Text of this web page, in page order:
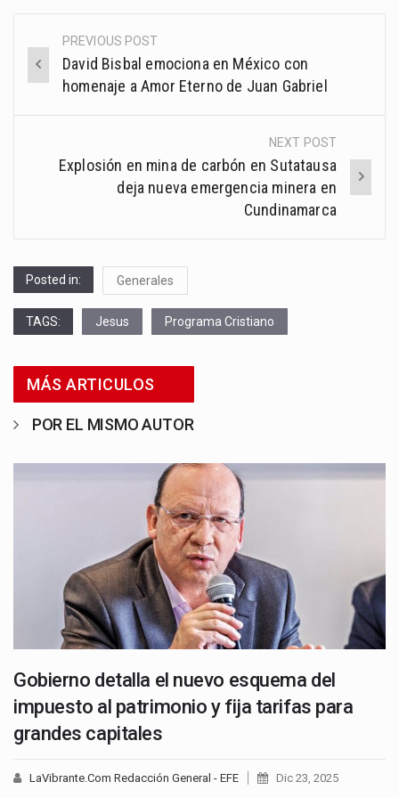
Post
navigation
PREVIOUS POST
David Bisbal emociona en México con
homenaje a Amor Eterno de Juan Gabriel
NEXT POST
Explosión en mina de carbón en Sutatausa
deja nueva emergencia minera en
Cundinamarca
Posted in: Generales
TAGS: Jesus Programa Cristiano
MÁS ARTICULOS
POR EL MISMO AUTOR
Gobierno detalla el nuevo esquema del
impuesto al patrimonio y fija tarifas para
grandes capitales
LaVibrante.Com Redacción General - EFE Dic 23, 2025